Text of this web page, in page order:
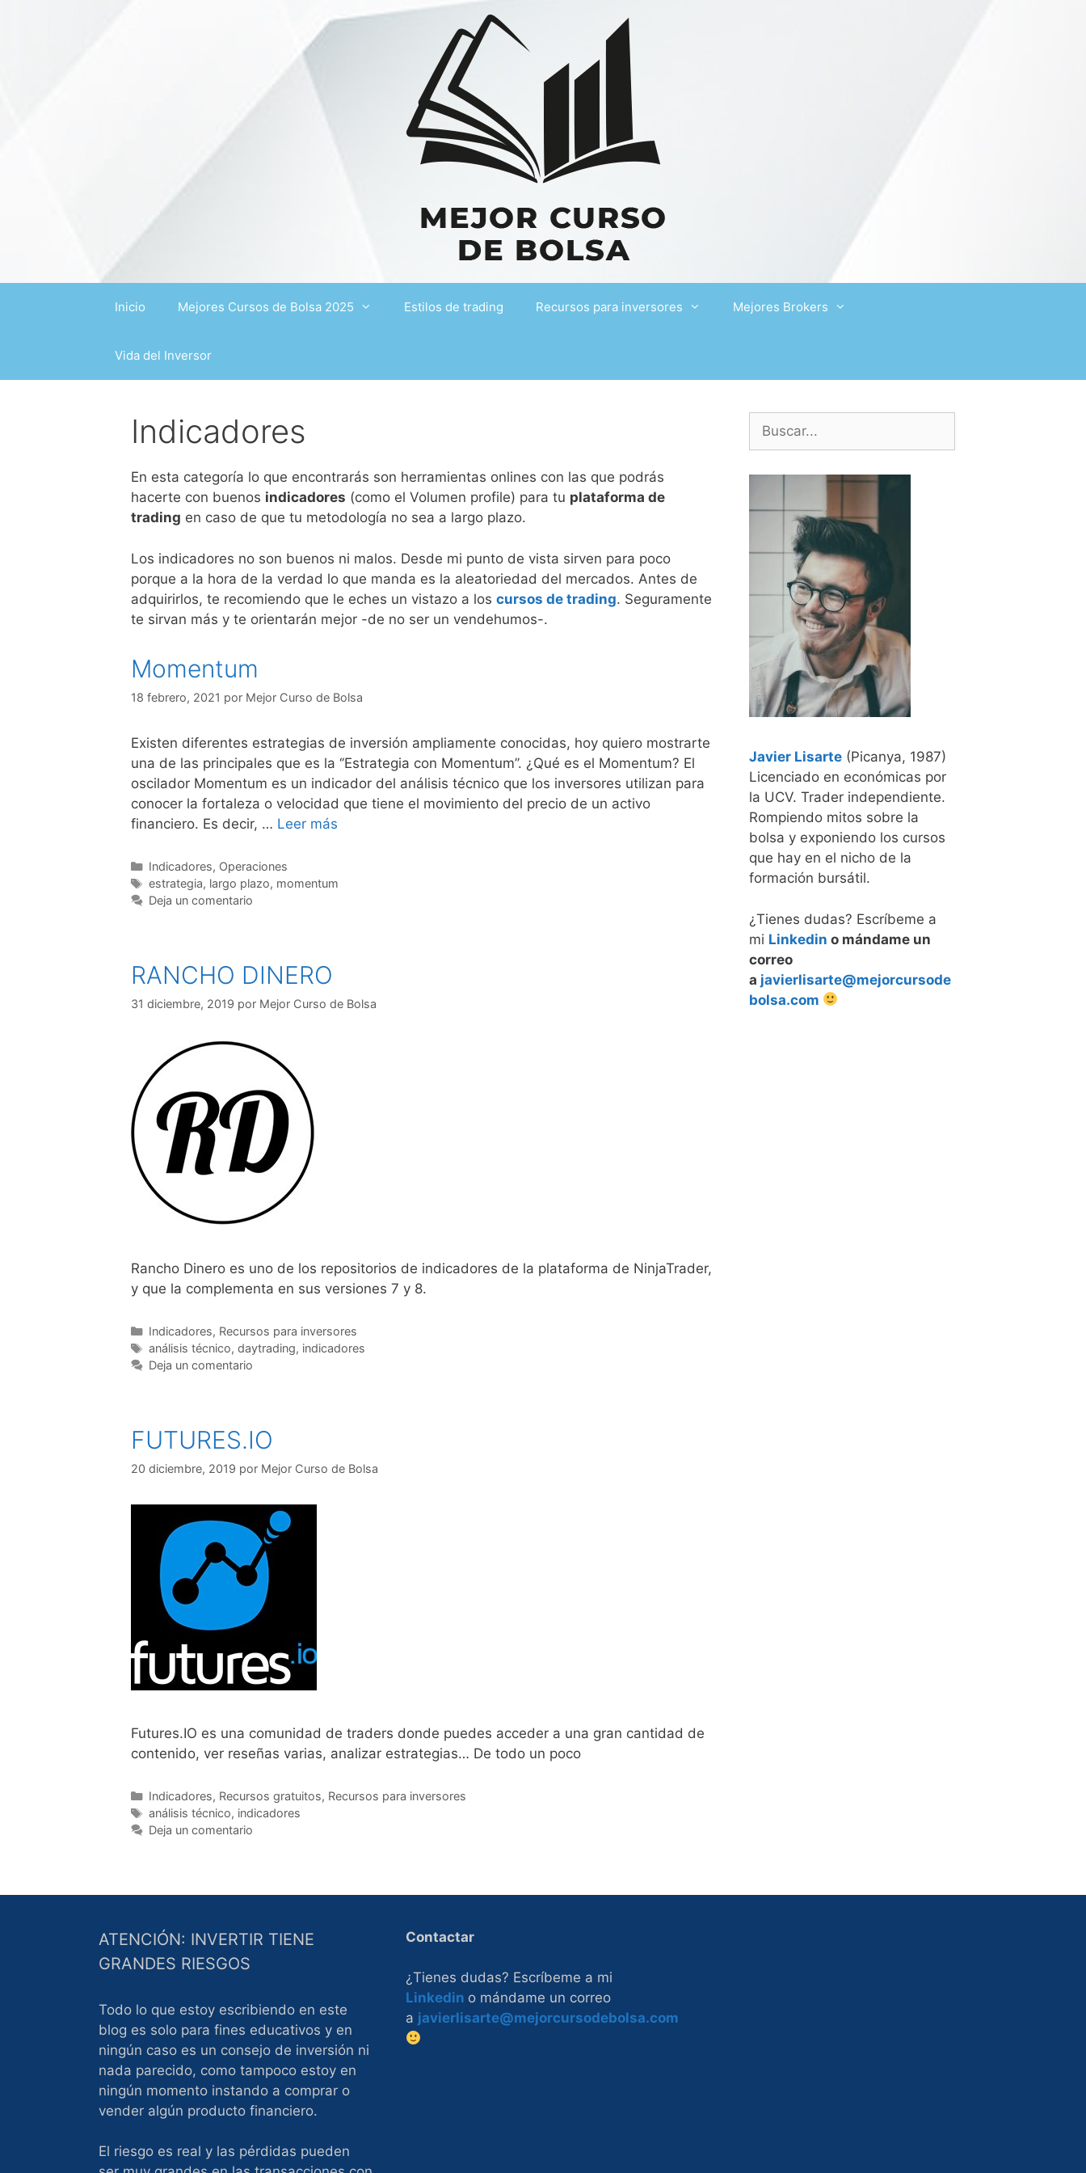
Inicio Mejores Cursos de Bolsa 2025 Estilos de trading Recursos para inversores Mejores Brokers
Vida del Inversor
Indicadores
En esta categoría lo que encontrarás son herramientas onlines con las que podrás
hacerte con buenos indicadores (como el Volumen profile) para tu plataforma de
trading en caso de que tu metodología no sea a largo plazo.
Los indicadores no son buenos ni malos. Desde mi punto de vista sirven para poco
porque a la hora de la verdad lo que manda es la aleatoriedad del mercados. Antes de
adquirirlos, te recomiendo que le eches un vistazo a los cursos de trading. Seguramente
te sirvan más y te orientarán mejor -de no ser un vendehumos-.
Momentum
18 febrero, 2021 por Mejor Curso de Bolsa
Existen diferentes estrategias de inversión ampliamente conocidas, hoy quiero mostrarte
una de las principales que es la ‘’Estrategia con Momentum’’. ¿Qué es el Momentum? El
oscilador Momentum es un indicador del análisis técnico que los inversores utilizan para
conocer la fortaleza o velocidad que tiene el movimiento del precio de un activo
financiero. Es decir, … Leer más
Categorías
Indicadores, Operaciones
Etiquetas
estrategia, largo plazo, momentum
Deja un comentario
RANCHO DINERO
31 diciembre, 2019 por Mejor Curso de Bolsa
Rancho Dinero es uno de los repositorios de indicadores de la plataforma de NinjaTrader,
y que la complementa en sus versiones 7 y 8.
Categorías
Indicadores, Recursos para inversores
Etiquetas
análisis técnico, daytrading, indicadores
Deja un comentario
FUTURES.IO
20 diciembre, 2019 por Mejor Curso de Bolsa
Futures.IO es una comunidad de traders donde puedes acceder a una gran cantidad de
contenido, ver reseñas varias, analizar estrategias… De todo un poco
Categorías
Indicadores, Recursos gratuitos, Recursos para inversores
Etiquetas
análisis técnico, indicadores
Deja un comentario
Buscar:
Javier Lisarte (Picanya, 1987)
Licenciado en económicas por
la UCV. Trader independiente.
Rompiendo mitos sobre la
bolsa y exponiendo los cursos
que hay en el nicho de la
formación bursátil.
¿Tienes dudas? Escríbeme a
mi Linkedin o mándame un
correo
a javierlisarte@mejorcursode
bolsa.com
ATENCIÓN: INVERTIR TIENE
GRANDES RIESGOS
Todo lo que estoy escribiendo en este
blog es solo para fines educativos y en
ningún caso es un consejo de inversión ni
nada parecido, como tampoco estoy en
ningún momento instando a comprar o
vender algún producto financiero.
El riesgo es real y las pérdidas pueden
Contactar
¿Tienes dudas? Escríbeme a mi
Linkedin o mándame un correo
a javierlisarte@mejorcursodebolsa.com